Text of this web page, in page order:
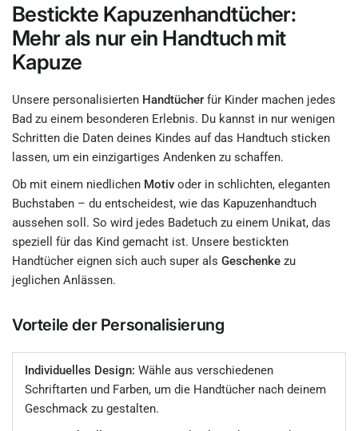
Bestickte Kapuzenhandtücher:
Mehr als nur ein Handtuch mit
Kapuze
Unsere personalisierten Handtücher für Kinder machen jedes
Bad zu einem besonderen Erlebnis. Du kannst in nur wenigen
Schritten die Daten deines Kindes auf das Handtuch sticken
lassen, um ein einzigartiges Andenken zu schaffen.
Ob mit einem niedlichen Motiv oder in schlichten, eleganten
Buchstaben – du entscheidest, wie das Kapuzenhandtuch
aussehen soll. So wird jedes Badetuch zu einem Unikat, das
speziell für das Kind gemacht ist. Unsere bestickten
Handtücher eignen sich auch super alsGeschenke zu
jeglichen Anlässen.
Vorteile der Personalisierung
Individuelles Design: Wähle aus verschiedenen
Schriftarten und Farben, um die Handtücher nach deinem
Geschmack zu gestalten.